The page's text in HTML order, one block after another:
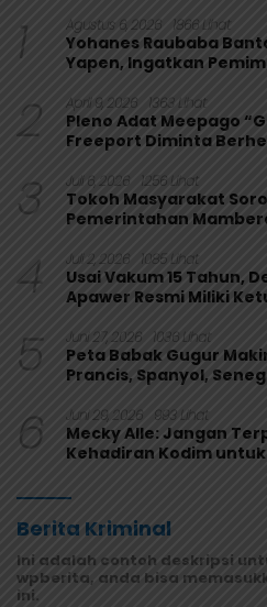
1 Agustus 6, 2026 1866 Lihat
Yohanes Raubaba
Yapen, Ingatkan
2 April 9, 2026 1363 Lihat
Pleno Adat Meepago
Freeport Diminta
3 Juli 6, 2026 1256 Lihat
Tokoh Masyarakat
Pemerintahan
4 Juli 2, 2026 1085 Lihat
Usai Vakum 15 Tahun,
Apawer Resmi Miliki
5 Juni 27, 2026 1036 Lihat
Peta Babak Gugur
Prancis, Spanyol,
6 Juni 29, 2026 993 Lihat
Mecky Alle: Jangan
Kehadiran Kodim
Berita Kriminal
Ini adalah contoh deskripsi
wpberita, anda bisa
ini.